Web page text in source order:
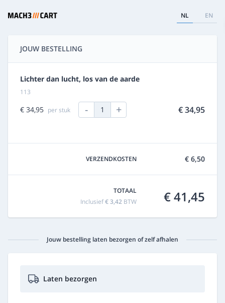
NL EN
JOUW BESTELLING
Lichter dan lucht, los van de aarde
113
€ 34,95 per stuk - 1 + € 34,95
VERZENDKOSTEN € 6,50
TOTAAL
Inclusief€ 3,42 BTW € 41,45
Jouw bestelling laten bezorgen of zelf afhalen
Laten bezorgen